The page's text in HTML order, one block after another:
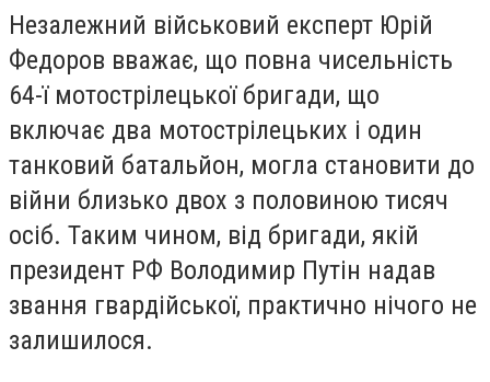
Незалежний військовий експерт Юрій
Федоров вважає, що повна чисельність
64-ї мотострілецької бригади, що
включає два мотострілецьких і один
танковий батальйон, могла становити до
війни близько двох з половиною тисяч
осіб. Таким чином, від бригади, якій
президент РФ Володимир Путін надав
звання гвардійської, практично нічого не
залишилося.